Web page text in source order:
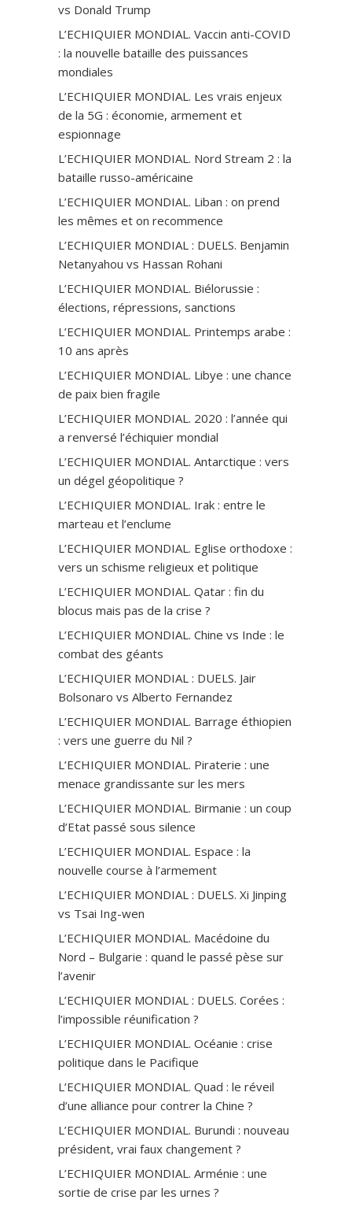
vs Donald Trump
L’ECHIQUIER MONDIAL. Vaccin anti-СOVID
: la nouvelle bataille des puissances
mondiales
L’ECHIQUIER MONDIAL. Les vrais enjeux
de la 5G : économie, armement et
espionnage
L’ECHIQUIER MONDIAL. Nord Stream 2 : la
bataille russo-américaine
L’ECHIQUIER MONDIAL. Liban : on prend
les mêmes et on recommence
L’ECHIQUIER MONDIAL : DUELS. Benjamin
Netanyahou vs Hassan Rohani
L’ECHIQUIER MONDIAL. Biélorussie :
élections, répressions, sanctions
L’ECHIQUIER MONDIAL. Printemps arabe :
10 ans après
L’ECHIQUIER MONDIAL. Libye : une chance
de paix bien fragile
L’ECHIQUIER MONDIAL. 2020 : l’année qui
a renversé l’échiquier mondial
L’ECHIQUIER MONDIAL. Antarctique : vers
un dégel géopolitique ?
L’ECHIQUIER MONDIAL. Irak : entre le
marteau et l’enclume
L’ECHIQUIER MONDIAL. Eglise orthodoxe :
vers un schisme religieux et politique
L’ECHIQUIER MONDIAL. Qatar : fin du
blocus mais pas de la crise ?
L’ECHIQUIER MONDIAL. Chine vs Inde : le
combat des géants
L’ECHIQUIER MONDIAL : DUELS. Jair
Bolsonaro vs Alberto Fernandez
L’ECHIQUIER MONDIAL. Barrage éthiopien
: vers une guerre du Nil ?
L’ECHIQUIER MONDIAL. Piraterie : une
menace grandissante sur les mers
L’ECHIQUIER MONDIAL. Birmanie : un coup
d’Etat passé sous silence
L’ECHIQUIER MONDIAL. Espace : la
nouvelle course à l’armement
L’ECHIQUIER MONDIAL : DUELS. Xi Jinping
vs Tsai Ing-wen
L’ECHIQUIER MONDIAL. Macédoine du
Nord – Bulgarie : quand le passé pèse sur
l’avenir
L’ECHIQUIER MONDIAL : DUELS. Corées :
l’impossible réunification ?
L’ECHIQUIER MONDIAL. Océanie : crise
politique dans le Pacifique
L’ECHIQUIER MONDIAL. Quad : le réveil
d’une alliance pour contrer la Chine ?
L’ECHIQUIER MONDIAL. Burundi : nouveau
président, vrai faux changement ?
L’ECHIQUIER MONDIAL. Arménie : une
sortie de crise par les urnes ?